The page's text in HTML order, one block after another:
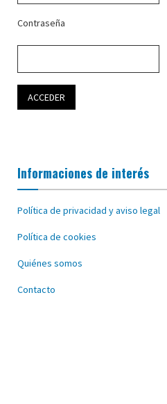
Contraseña
Informaciones de interés
Política de privacidad y aviso legal
Política de cookies
Quiénes somos
Contacto